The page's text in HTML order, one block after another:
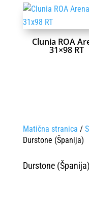
Clunia ROA
31×98 RT
Matična stranica /
Durstone (Španija)
Durstone (Španija)